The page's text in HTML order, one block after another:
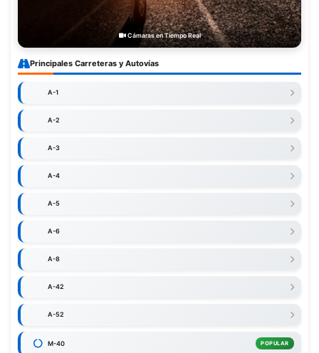
Cámaras en Tiempo Real
Principales Carreteras y Autovías
A-1
A-2
A-3
A-4
A-5
A-6
A-8
A-42
A-52
M-40 POPULAR